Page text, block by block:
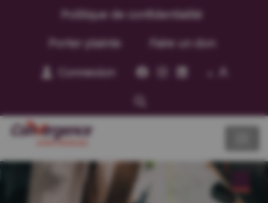
Politique de confidentialité
Porter plainte Faire un don
Connexion